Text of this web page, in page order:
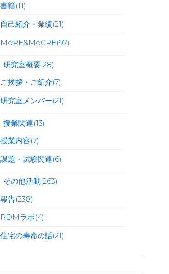
書籍(11)
自己紹介・業績(21)
MoRE&MoGRE(97)
研究室概要(28)
ご挨拶・ご紹介(7)
研究室メンバー(21)
授業関連(13)
授業内容(7)
課題・試験関連(6)
その他活動(263)
報告(238)
RDMラボ(4)
住宅の寿命の話(21)